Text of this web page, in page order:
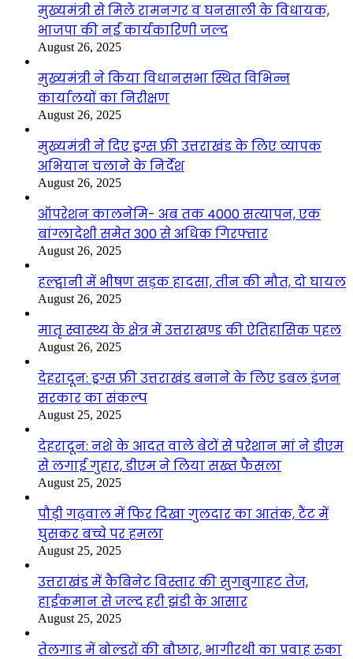
मुख्यमंत्री से मिले रामनगर व घनसाली के विधायक,
भाजपा की नई कार्यकारिणी जल्द
August 26, 2025
मुख्यमंत्री ने किया विधानसभा स्थित विभिन्न
कार्यालयों का निरीक्षण
August 26, 2025
मुख्यमंत्री ने दिए ड्रग्स फ्री उत्तराखंड के लिए व्यापक
अभियान चलाने के निर्देश
August 26, 2025
ऑपरेशन कालनेमि- अब तक 4000 सत्यापन, एक
बांग्लादेशी समेत 300 से अधिक गिरफ्तार
August 26, 2025
हल्द्वानी में भीषण सड़क हादसा, तीन की मौत, दो घायल
August 26, 2025
मातृ स्वास्थ्य के क्षेत्र में उत्तराखण्ड की ऐतिहासिक पहल
August 26, 2025
देहरादून: ड्रग्स फ्री उत्तराखंड बनाने के लिए डबल इंजन
सरकार का संकल्प
August 25, 2025
देहरादून: नशे के आदत वाले बेटों से परेशान मां ने डीएम
से लगाई गुहार, डीएम ने लिया सख्त फैसला
August 25, 2025
पौड़ी गढ़वाल में फिर दिखा गुलदार का आतंक, टैंट में
घुसकर बच्चे पर हमला
August 25, 2025
उत्तराखंड में कैबिनेट विस्तार की सुगबुगाहट तेज,
हाईकमान से जल्द हरी झंडी के आसार
August 25, 2025
तेलगाड में बोल्डरों की बौछार, भागीरथी का प्रवाह रुका